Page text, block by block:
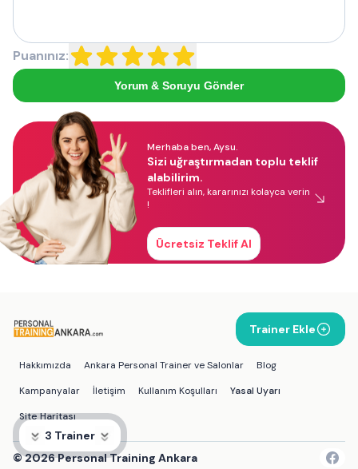
3 Trainer
Puanınız:
Yorum & Soruyu Gönder
Merhaba ben, Aysu.
Sizi uğraştırmadan toplu teklif
alabilirim.
Teklifleri alın, kararınızı kolayca verin
!
Ücretsiz Teklif Al
Trainer Ekle
Hakkımızda Ankara Personal Trainer ve Salonlar
Blog
Kampanyalar
İletişim Kullanım Koşulları
Yasal Uyarı
Site Haritası
©2026Personal Training Ankara